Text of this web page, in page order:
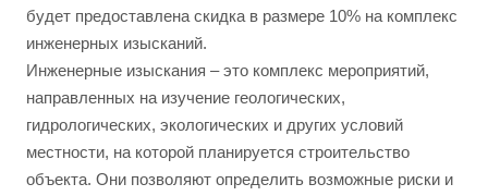
будет предоставлена скидка в размере 10% на комплекс
инженерных изысканий.
Инженерные изыскания – это комплекс мероприятий,
направленных на изучение геологических,
гидрологических, экологических и других условий
местности, на которой планируется строительство
объекта. Они позволяют определить возможные риски и